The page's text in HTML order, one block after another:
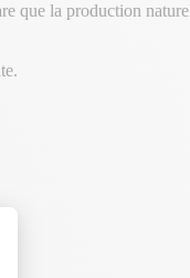
que la production